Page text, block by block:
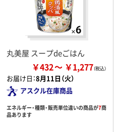
丸美屋 スープdeごはん
￥432 ￥1,277
お届け日：8月11日（火）
アスクル在庫商品
エネルギー・種類・販売単位違いの商品が7商
品あります